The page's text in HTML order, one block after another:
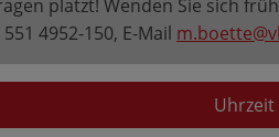
platzt! Wenden Sie sich
4952-150, E-Mail
Uhrzeit